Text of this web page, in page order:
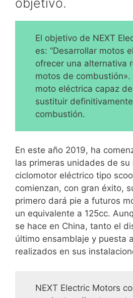
objetivo.
El objetivo de NEXT
es: “Desarrollar motos
ofrecer una alternativa
motos de combustión».
moto eléctrica capaz
sustituir
combustión.
En este año 2019, ha
las primeras unidades de su
ciclomotor eléctrico tipo
comienzan, con gran éxito,
primero dará pie a futuros
un equivalente a 125cc.
se hace en China, tanto el
último ensamblaje y puesta
realizados en sus
NEXT Electric Motors